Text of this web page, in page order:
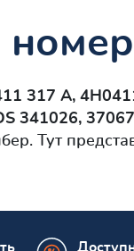
317 A,
341026,
Тут